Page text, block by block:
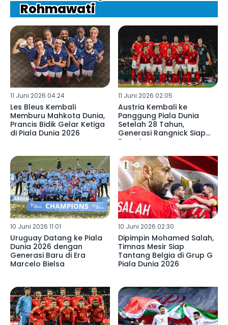
Rohmawati
11 Juni 2026 04:24
Les Bleus Kembali
Memburu Mahkota Dunia,
Prancis Bidik Gelar Ketiga
di Piala Dunia 2026
11 Juni 2026 02:05
Austria Kembali ke
Panggung Piala Dunia
Setelah 28 Tahun,
Generasi Rangnick Siap
Bersaing
10 Juni 2026 11:01
Uruguay Datang ke Piala
Dunia 2026 dengan
Generasi Baru di Era
Marcelo Bielsa
10 Juni 2026 02:30
Dipimpin Mohamed Salah,
Timnas Mesir Siap
Tantang Belgia di Grup G
Piala Dunia 2026